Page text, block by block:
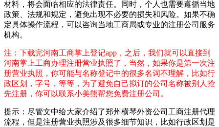
材料，将会面临相应的法律责任。同时，个人也需要遵循当地
政策、法规和规定，避免出现不必要的损失和风险。如果不确
定具体操作流程，可以咨询当地工商局或专业的注册公司服务
机构。
注：下载完河南工商掌上登记app，之后，我们就可以直接到
河南掌上工商办理注册营业执照了，当然，如果你是第一次注
册营业执照，你可能与名称登记中的很多名词不理解，比如行
政区划，字号，等等，为了避免自己拟订的公司名称被别人抢
先注册，你可以联系小美熊帮您免费注册公司。
提示：尽管文中给大家介绍了郑州横琴外资公司工商注册代理
流程，但是注册营业执照涉及很多细节知识，比如行政区划是